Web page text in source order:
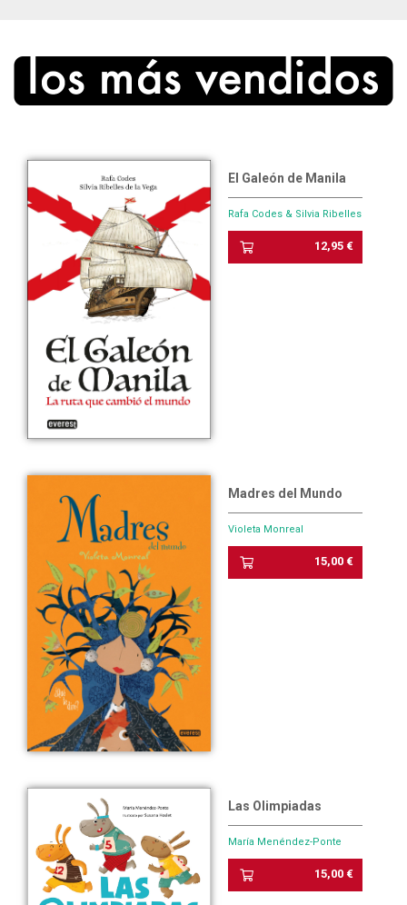
El Galeón de Manila
Rafa Codes & Silvia Ribelles
12,95 €
Madres del Mundo
Violeta Monreal
15,00 €
Las Olimpiadas
María Menéndez-Ponte
15,00 €